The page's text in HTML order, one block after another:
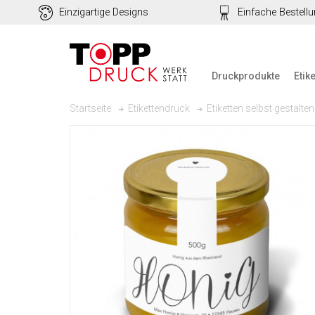
Einzigartige Designs Einfache
Druckprodukte
Startseite Etikettendruck Etiketten selbst gestalten